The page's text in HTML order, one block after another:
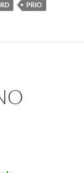
PRIO